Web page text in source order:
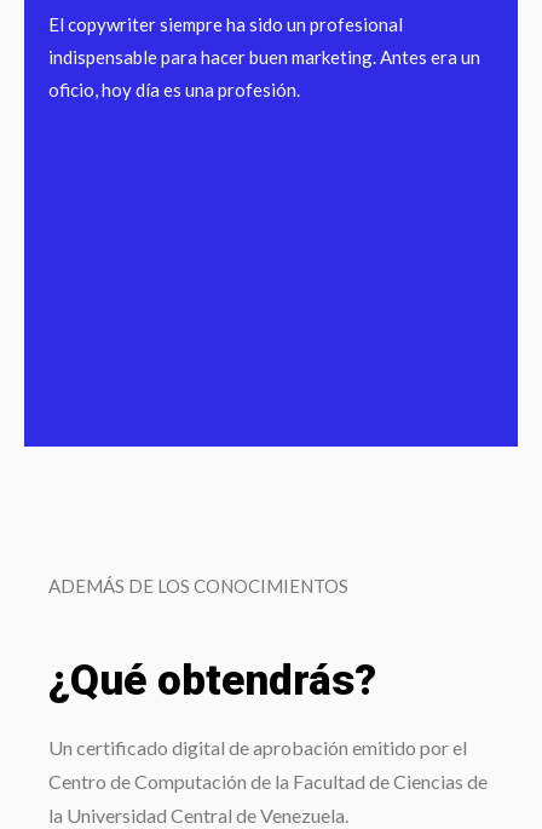
El copywriter siempre ha sido un profesional
indispensable para hacer buen marketing. Antes era un
oficio, hoy día es una profesión.
ADEMÁS DE LOS CONOCIMIENTOS
¿Qué obtendrás?
Un certificado digital de aprobación emitido por el
Centro de Computación de la Facultad de Ciencias de
la Universidad Central de Venezuela.